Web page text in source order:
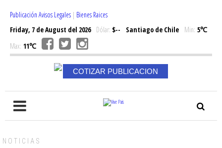
Publicación Avisos Legales | Bienes Raices
Friday, 7 de August del 2026Dólar: $-- Santiago de Chile Min: 5℃
Max: 11℃
COTIZAR PUBLICACION
NOTICIAS